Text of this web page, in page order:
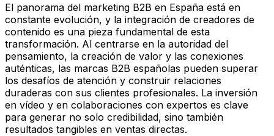
El panorama del marketing B2B en España está en
constante evolución, y la integración de creadores de
contenido es una pieza fundamental de esta
transformación. Al centrarse en la autoridad del
pensamiento, la creación de valor y las conexiones
auténticas, las marcas B2B españolas pueden superar
los desafíos de atención y construir relaciones
duraderas con sus clientes profesionales. La inversión
en vídeo y en colaboraciones con expertos es clave
para generar no solo credibilidad, sino también
resultados tangibles en ventas directas.